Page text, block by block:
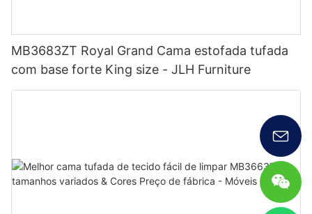
MB3683ZT Royal Grand Cama estofada tufada
com base forte King size - JLH Furniture